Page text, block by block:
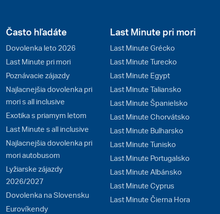
Často hľadáte
Dovolenka leto 2026
Last Minute pri mori
Poznávacie zájazdy
Najlacnejšia dovolenka pri
mori s all inclusive
Exotika s priamym letom
Last Minute s all inclusive
Najlacnejšia dovolenka pri
mori autobusom
Lyžiarske zájazdy
2026/2027
Dovolenka na Slovensku
Eurovíkendy
Last Minute pri mori
Last Minute Grécko
Last Minute Turecko
Last Minute Egypt
Last Minute Taliansko
Last Minute Španielsko
Last Minute Chorvátsko
Last Minute Bulharsko
Last Minute Tunisko
Last Minute Portugalsko
Last Minute Albánsko
Last Minute Cyprus
Last Minute Čierna Hora